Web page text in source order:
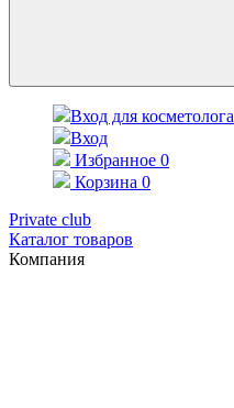
Вход для косметолога
Вход
Избранное 0
Корзина 0
Private club
Каталог товаров
Компания